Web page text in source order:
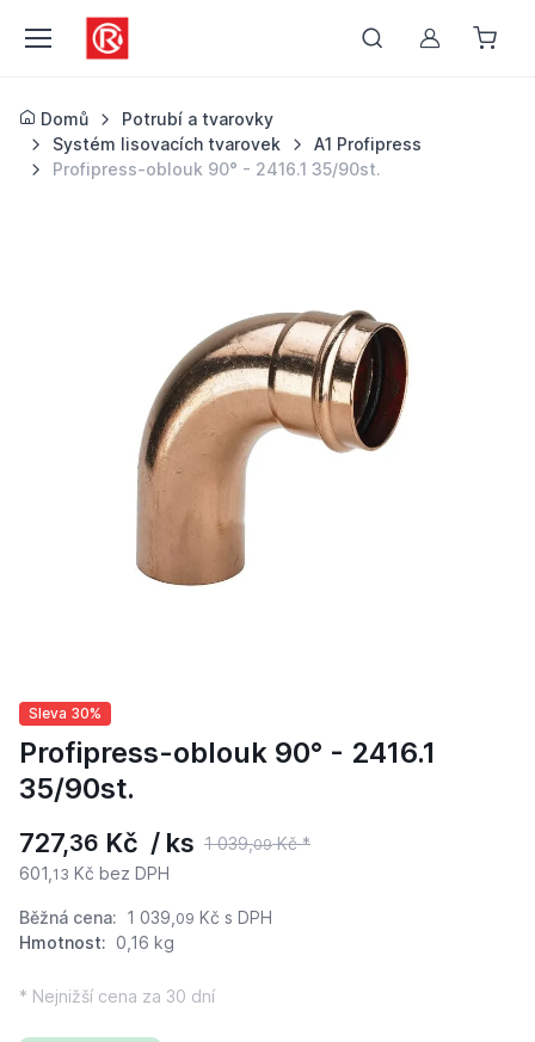
Můj účet
Domů
Potrubí a tvarovky
Systém lisovacích tvarovek
A1 Profipress
Profipress-oblouk 90° - 2416.1 35/90st.
Sleva 30%
Profipress-oblouk 90° - 2416.1
35/90st.
727,36 Kč / ks 1 039,09Kč *
601, 13 Kč bez DPH
Běžná cena: 1 039, 09 Kč s DPH
Hmotnost: 0,16 kg
* Nejnižší cena za 30 dní